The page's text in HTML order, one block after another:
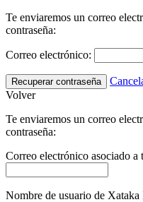
Te enviaremos un correo
contraseña:
Correo electrónico:
Recuperar contraseña
Volver
Te enviaremos un correo
contraseña:
Correo electrónico asociado a
Nombre de usuario de